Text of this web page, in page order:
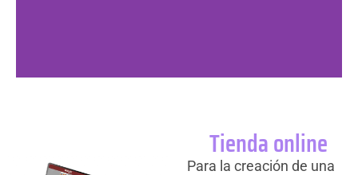
Tienda online
Para la creación de una